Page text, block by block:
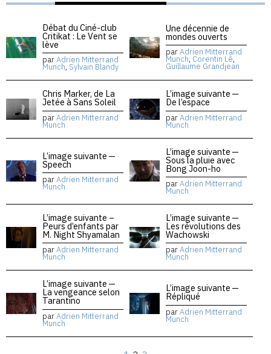
Débat du Ciné-club
Critikat : Le Vent se
lève
parAdrien Mitterrand
Munch, Sylvain Blandy
Une décennie de
mondes ouverts
parAdrien Mitterrand
Munch, Corentin Lê,
Guillaume Grandjean
Chris Marker, de La
Jetée à Sans Soleil
parAdrien Mitterrand
Munch
L’image suivante —
De l’espace
parAdrien Mitterrand
Munch
L’image suivante —
Speech
parAdrien Mitterrand
Munch
L’image suivante —
Sous la pluie avec
Bong Joon-ho
parAdrien Mitterrand
Munch
L’image suivante –
Peurs d’enfants par
M. Night Shyamalan
parAdrien Mitterrand
Munch
L’image suivante —
Les révolutions des
Wachowski
parAdrien Mitterrand
Munch
L’image suivante —
La vengeance selon
Tarantino
parAdrien Mitterrand
Munch
L’image suivante —
Répliqué
parAdrien Mitterrand
Munch